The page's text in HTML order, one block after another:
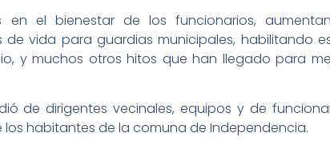
el bienestar de los funcionarios,
vida para guardias municipales, habilitando
y muchos otros hitos que han llegado para
de dirigentes vecinales, equipos y de
habitantes de la comuna de Independencia.